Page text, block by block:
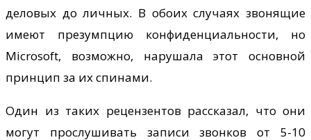
деловых до личных. В обоих случаях звонящие
имеют презумпцию конфиденциальности, но
Microsoft, возможно, нарушала этот основной
принцип за их спинами.
Один из таких рецензентов рассказал, что они
могут прослушивать записи звонков от 5-10